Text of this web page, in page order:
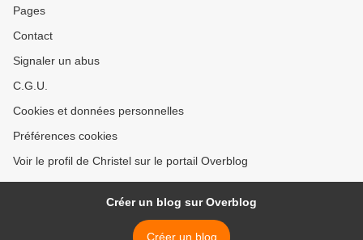
Pages
Contact
Signaler un abus
C.G.U.
Cookies et données personnelles
Préférences cookies
Voir le profil de Christel sur le portail Overblog
Créer un blog sur Overblog
Créer un blog